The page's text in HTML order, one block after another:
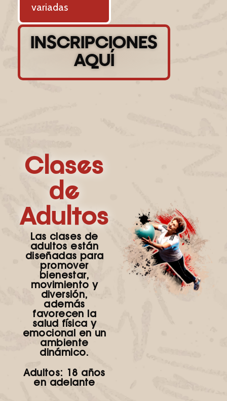
variadas
INSCRIPCIONES
AQUÍ
Clases
de
Adultos
Las clases de
adultos están
diseñadas para
promover
bienestar,
movimiento y
diversión,
además
favorecen la
salud física y
emocional en un
ambiente
dinámico.
Adultos: 18 años
en adelante